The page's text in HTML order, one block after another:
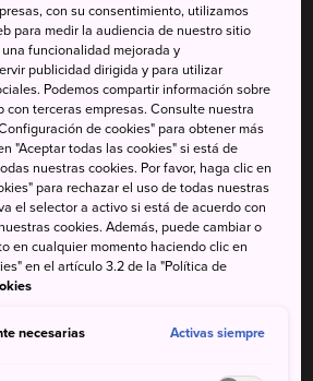
asegúrate de que tienes todo lo que
aquello que te falte en la
de las espectaculares vistas que
te olvides de tomar las
para mantenerte hidratado y
con su consentimiento, utilizamos
para medir la audiencia de nuestro sitio
funcionalidad mejorada y
publicidad dirigida y para utilizar
Podemos compartir información sobre
con terceras empresas. Consulte nuestra
de cookies" para obtener más
"Aceptar todas las cookies" si está de
nuestras cookies. Por favor, haga clic en
para rechazar el uso de todas nuestras
el selector a activo si está de acuerdo con
cookies. Además, puede cambiar o
en cualquier momento haciendo clic en
en el artículo 3.2 de la "Política de
necesarias Activas siempre